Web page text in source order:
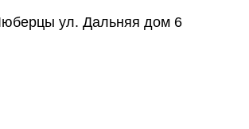
ул. Дальняя дом 6